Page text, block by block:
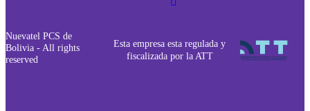
Esta empresa esta regulada y
fiscalizada por la ATT
Nuevatel PCS de
Bolivia - All rights
reserved